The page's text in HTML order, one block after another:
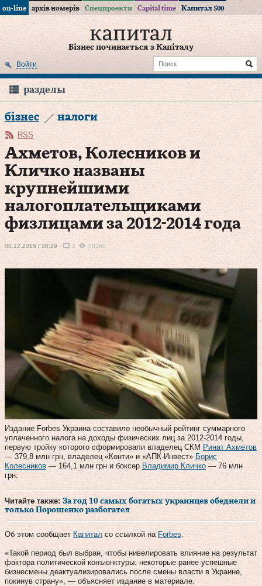
on-line архів номерів Спецпроекти Capital time Капитал 500
Бізнес починається з Капіталу
Войти
разделы
бізнес налоги
RSS
Ахметов, Колесников и
Кличко названы
крупнейшими
налогоплательщиками
физлицами за 2012-2014 года
08.12.2015 / 20:29 2 38166
Издание Forbes Украина составило необычный рейтинг суммарного
уплаченного налога на доходы физических лиц за 2012-2014 годы,
первую тройку которого сформировали владелец СКМ Ринат Ахметов
— 379,8 млн грн, владелец «Конти» и «АПК-Инвест» Борис
Колесников — 164,1 млн грн и боксер Владимир Кличко — 76 млн
грн.
Читайте также: За год 10 самых богатых украинцев обеднели и
только Порошенко разбогател
Об этом сообщает Капитал со ссылкой на Forbes
«Такой период был выбран, чтобы нивелировать влияние на результат
фактора политической конъюнктуры: некоторые ранее успешные
бизнесмены деактуализировались после смены власти в Украине,
покинув страну», — объясняет издание в материале.